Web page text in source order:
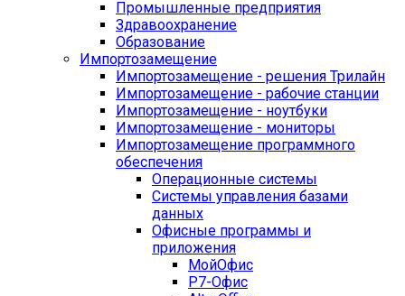
Промышленные предприятия
Здравоохранение
Образование
Импортозамещение
Импортозамещение - решения Трилайн
Импортозамещение - рабочие станции
Импортозамещение - ноутбуки
Импортозамещение - мониторы
Импортозамещение программного
обеспечения
Операционные системы
Системы управления базами
данных
Офисные программы и
приложения
МойОфис
Р7-Офис